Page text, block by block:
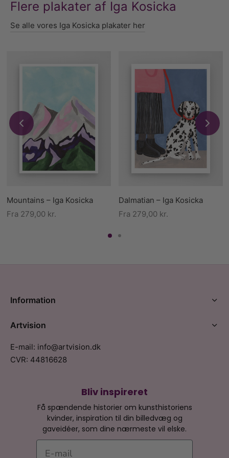
Flere plakater af Iga Kosicka
Se alle vores Iga Kosicka plakater her
Mountains – Iga Kosicka
Fra 279,00 kr.
Dalmatian – Iga Kosicka
Fra 279,00 kr.
Bliv inspireret
Få spændende historier om kunsthistoriens
kvinder, inspiration til din billedvæg og
gaveidéer, som dine nærmeste vil elske.
E-mail
Information
Artvision
E-mail: info@artvision.dk
CVR: 44816628